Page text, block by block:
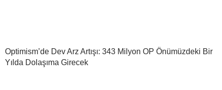
Optimism’de Dev Arz Artışı: 343 Milyon OP Önümüzdeki Bir
Yılda Dolaşıma Girecek